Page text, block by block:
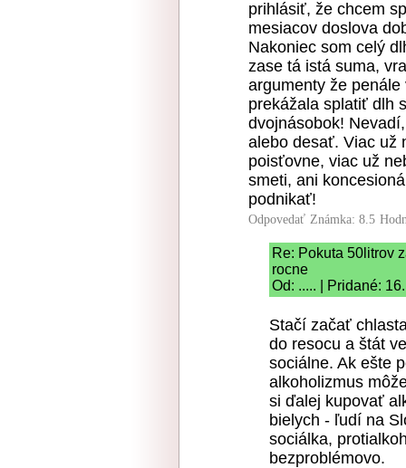
prihlásiť, že chcem
mesiacov doslova
Nakoniec som celý
zase tá istá suma,
argumenty že
prekážala splatiť dlh
dvojnásobok!
alebo desať. Viac už
poisťovne, viac už
smeti, ani
podnikať!
Odpovedať Známka: 8.5
Re: Pokuta 50litrov
rocne
Od: ..... | Pridané:
Stačí začať
do resocu a štát
sociálne. Ak ešte
alkoholizmus
si ďalej kupovať
bielych - ľudí na
sociálka,
bezproblémovo.